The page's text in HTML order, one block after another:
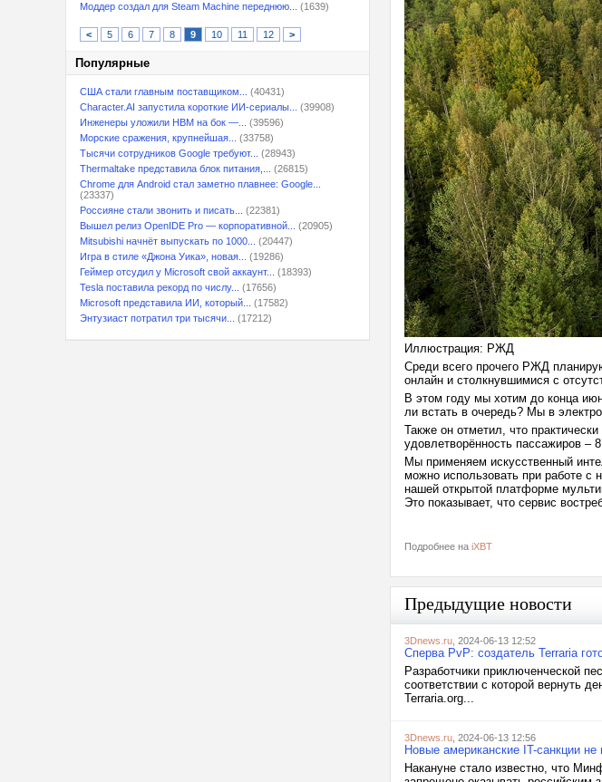
Моддер создал для Steam Machine переднюю...
(1639)
< 5 6 7 8 9 10 11 12 >
Популярные
США стали главным поставщиком...
(40431)
Character.AI запустила короткие ИИ-сериалы...
(39908)
Инженеры уложили HBM на бок —...
(39596)
Морские сражения, крупнейшая...
(33758)
Тысячи сотрудников Google требуют...
(28943)
Thermaltake представила блок питания,...
(26815)
Chrome для Android стал заметно плавнее: Google...
(23337)
Россияне стали звонить и писать...
(22381)
Вышел релиз OpenIDE Pro — корпоративной...
(20905)
Mitsubishi начнёт выпускать по 1000...
(20447)
Игра в стиле «Джона Уика», новая...
(19286)
Геймер отсудил у Microsoft свой аккаунт...
(18393)
Tesla поставила рекорд по числу...
(17656)
Microsoft представила ИИ, который...
(17582)
Энтузиаст потратил три тысячи...
(17212)
Иллюстрация: РЖД
Среди всего прочего РЖД
онлайн и столкнувшимися с
В этом году мы хотим до конца
ли встать в очередь? Мы в
Также он отметил, что
удовлетворённость пассажиров –
Мы применяем искусственный
можно использовать при работе с
нашей открытой платформе
Это показывает, что сервис
Подробнее на iXBT
Предыдущие новости
3Dnews.ru , 2024-06-13 12:52
Сперва PvP: создатель Terraria
Разработчики приключенческой
соответствии с которой вернуть
Terraria.org...
3Dnews.ru , 2024-06-13 12:56
Новые американские IT-санкции
Накануне стало известно, что